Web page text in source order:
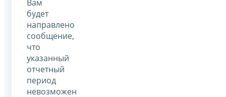
Вам
будет
направлено
сообщение,
что
указанный
отчетный
период
невозможен